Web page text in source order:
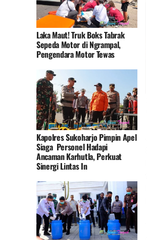
Laka Maut! Truk Boks Tabrak
Sepeda Motor di Ngrampal,
Pengendara Motor Tewas
Kapolres Sukoharjo Pimpin Apel
Siaga Personel Hadapi
Ancaman Karhutla, Perkuat
Sinergi Lintas In